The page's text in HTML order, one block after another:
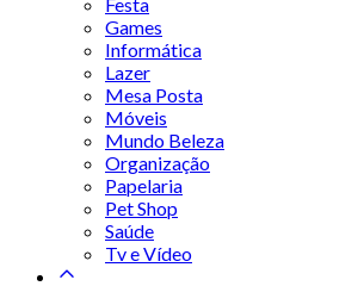
Games
Informática
Lazer
Mesa Posta
Móveis
Mundo Beleza
Organização
Papelaria
Pet Shop
Saúde
Tv e Vídeo